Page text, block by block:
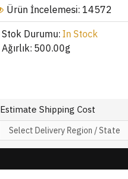
Stok Durumu: In Stock
Ağırlık: 500.00g
Ürün İncelemesi: 14572
Estimate Shipping Cost